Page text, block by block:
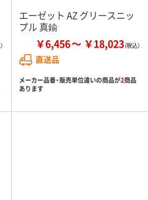
エーゼット AZ グリースニッ
プル 真鍮
￥6,456 ￥18,023
直送品
メーカー品番・販売単位違いの商品が2商品
あります